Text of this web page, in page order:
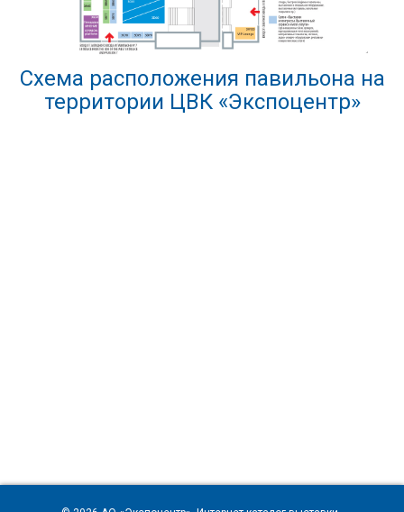
Схема расположения павильона на
территории ЦВК «Экспоцентр»